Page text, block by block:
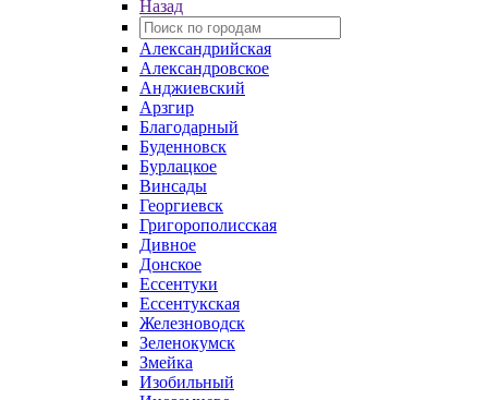
Назад
Александрийская
Александровское
Анджиевский
Арзгир
Благодарный
Буденновск
Бурлацкое
Винсады
Георгиевск
Григорополисская
Дивное
Донское
Ессентуки
Ессентукская
Железноводск
Зеленокумск
Змейка
Изобильный